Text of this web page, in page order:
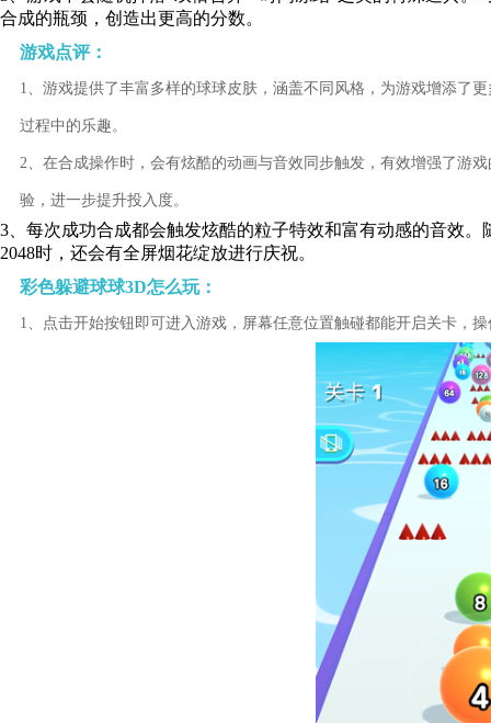
合成的瓶颈，创造出更高的分数。
游戏点评：
1、游戏提供了丰富多样的球球皮肤，涵盖不同风格，为游戏增添了
过程中的乐趣。
2、在合成操作时，会有炫酷的动画与音效同步触发，有效增强了游
验，进一步提升投入度。
3、每次成功合成都会触发炫酷的粒子特效和富有动感的音效
2048时，还会有全屏烟花绽放进行庆祝。
彩色躲避球球3D怎么玩：
1、点击开始按钮即可进入游戏，屏幕任意位置触碰都能开启关卡，